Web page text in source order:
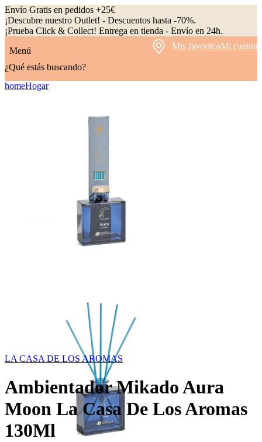
Envío Gratis en pedidos +25€
¡Descubre nuestro Outlet! - Descuentos hasta -70%.
¡Prueba Click & Collect! Entrega en tienda - Envío en 24h.
Menú
Mis favoritosMi cuenta
¿Qué estás buscando?
homeHogar
LA CASA DE LOS AROMAS
Ambientador Mikado Aura
Moon La Casa De Los Aromas
130Ml